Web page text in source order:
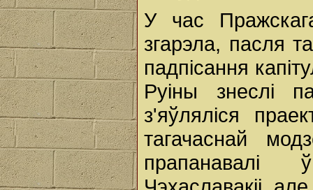
У час
згарэла, пасля
падпісання
Руіны знеслі
з'яўляліся
тагачаснай
прапанавалі